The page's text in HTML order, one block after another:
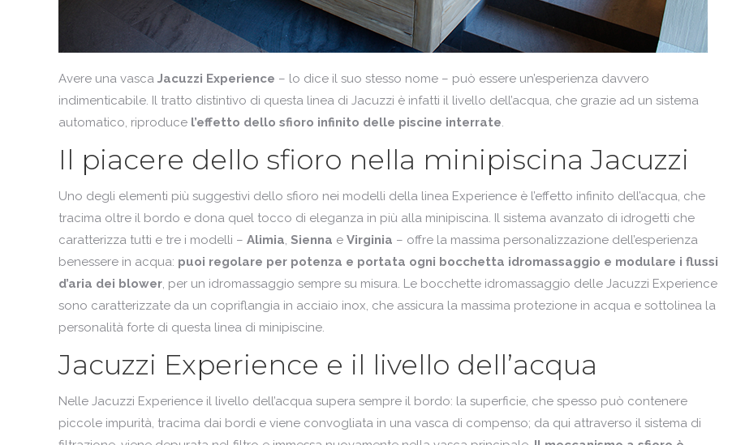
Avere una vasca Jacuzzi Experience – lo dice il suo stesso nome – può essere un’esperienza davvero
indimenticabile. Il tratto distintivo di questa linea di Jacuzzi è infatti il livello dell’acqua, che grazie ad un sistema
automatico, riproduce l’effetto dello sfioro infinito delle piscine interrate.
Il piacere dello sfioro nella minipiscina Jacuzzi
Uno degli elementi più suggestivi dello sfioro nei modelli della linea Experience è l’effetto infinito dell’acqua, che
tracima oltre il bordo e dona quel tocco di eleganza in più alla minipiscina. Il sistema avanzato di idrogetti che
caratterizza tutti e tre i modelli – Alimia, Sienna e Virginia – offre la massima personalizzazione dell’esperienza
benessere in acqua: puoi regolare per potenza e portata ogni bocchetta idromassaggio e modulare i flussi
d’aria dei blower, per un idromassaggio sempre su misura. Le bocchette idromassaggio delle Jacuzzi Experience
sono caratterizzate da un copriflangia in acciaio inox, che assicura la massima protezione in acqua e sottolinea la
personalità forte di questa linea di minipiscine.
Jacuzzi Experience e il livello dell’acqua
Nelle Jacuzzi Experience il livello dell’acqua supera sempre il bordo: la superficie, che spesso può contenere
piccole impurità, tracima dai bordi e viene convogliata in una vasca di compenso; da qui attraverso il sistema di